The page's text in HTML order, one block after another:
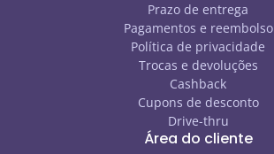
Prazo de entrega
Pagamentos e reembolso
Política de privacidade
Trocas e devoluções
Cashback
Cupons de desconto
Drive-thru
Área do cliente